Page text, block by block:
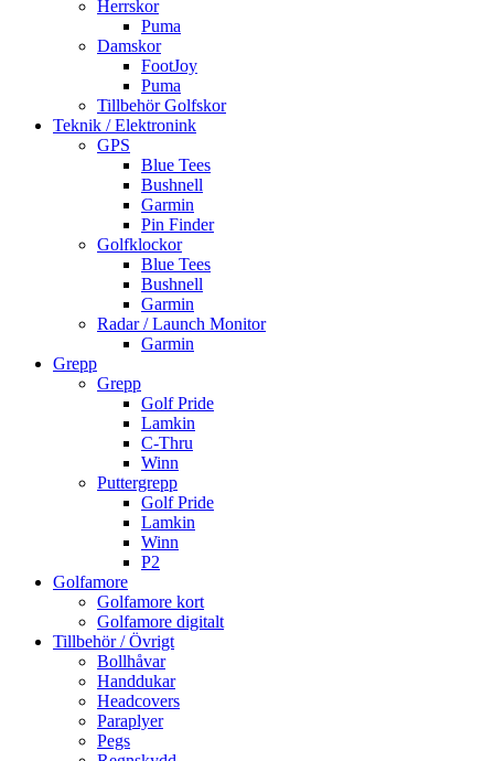
Herrskor
Puma
Damskor
FootJoy
Puma
Tillbehör Golfskor
Teknik / Elektronink
GPS
Blue Tees
Bushnell
Garmin
Pin Finder
Golfklockor
Blue Tees
Bushnell
Garmin
Radar / Launch Monitor
Garmin
Grepp
Grepp
Golf Pride
Lamkin
C-Thru
Winn
Puttergrepp
Golf Pride
Lamkin
Winn
P2
Golfamore
Golfamore kort
Golfamore digitalt
Tillbehör / Övrigt
Bollhåvar
Handdukar
Headcovers
Paraplyer
Pegs